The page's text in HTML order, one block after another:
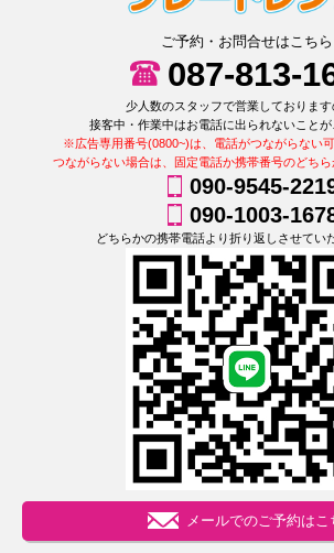
ご予約・お問合せはこちら
087-813-
少人数のスタッフで営業しております
接客中・作業中はお電話に出られないことが
※広告専用番号(0800~)は、電話がつながらない可
つながらない場合は、固定電話か携帯番号のどちら
090-9545-
090-1003-
どちらかの携帯電話より折り返しさせてい
メールでのご予約はこ